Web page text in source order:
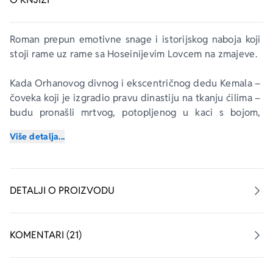
Roman prepun emotivne snage i istorijskog naboja koji
stoji rame uz rame sa Hoseinijevim Lovcem na zmajeve.
Kada Orhanovog divnog i ekscentričnog dedu Kemala –
čoveka koji je izgradio pravu dinastiju na tkanju ćilima –
budu pronašli mrtvog, potopljenog u kaci s bojom,
Kemalov testament donosi više pitanja nego odgovora.
udaljenoj hiljadama kilometara, vremešnoj ženi koja živi
u jermenskom domu za stare u Los Anđelesu. Njeno
produbiti misteriju i pitanje zbog čega je Orhanov deda
svoj dom u Turskoj ostavio nepoznatoj ženi, a ne sinu ili
Više detalja...
DETALJI O PROIZVODU
KOMENTARI (21)